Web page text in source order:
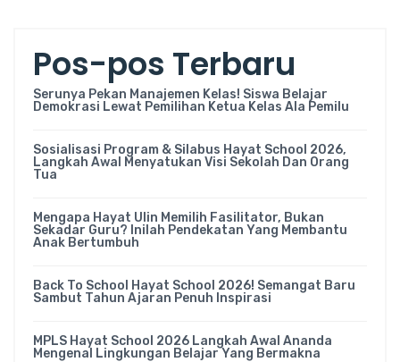
Pos-pos Terbaru
Serunya Pekan Manajemen Kelas! Siswa Belajar
Demokrasi Lewat Pemilihan Ketua Kelas Ala Pemilu
Sosialisasi Program & Silabus Hayat School 2026,
Langkah Awal Menyatukan Visi Sekolah Dan Orang
Tua
Mengapa Hayat Ulin Memilih Fasilitator, Bukan
Sekadar Guru? Inilah Pendekatan Yang Membantu
Anak Bertumbuh
Back To School Hayat School 2026! Semangat Baru
Sambut Tahun Ajaran Penuh Inspirasi
MPLS Hayat School 2026 Langkah Awal Ananda
Mengenal Lingkungan Belajar Yang Bermakna